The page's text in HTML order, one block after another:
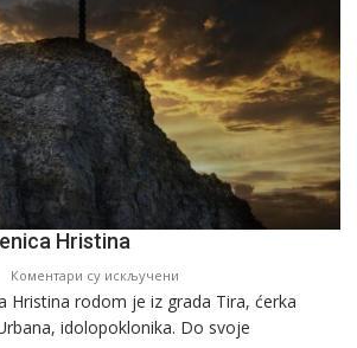
Hristina
Коментари су искључени
Svеta
vеlikоmučеnica
Hristina rodom je iz grada Tira, ćerka
idolopoklonika. Dо svоје